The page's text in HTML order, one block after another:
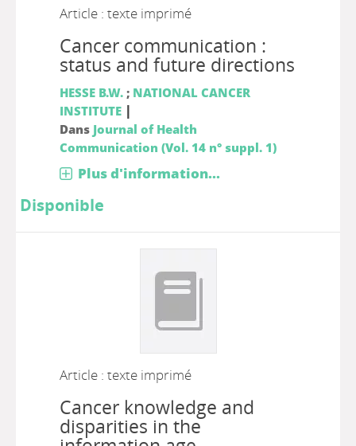
Article : texte imprimé
Cancer communication :
status and future directions
HESSE B.W.; NATIONAL CANCER
INSTITUTE |
Dans Journal of Health
Communication (Vol. 14 n° suppl. 1)
Plus d'information...
Disponible
Article : texte imprimé
Cancer knowledge and
disparities in the